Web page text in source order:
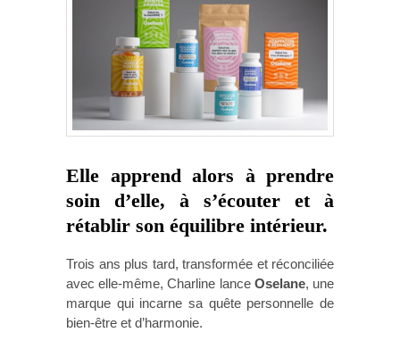
Elle apprend alors à prendre
soin d’elle, à s’écouter et à
rétablir son équilibre intérieur.
Trois ans plus tard, transformée et réconciliée
avec elle-même, Charline lance Oselane, une
marque qui incarne sa quête personnelle de
bien-être et d’harmonie.